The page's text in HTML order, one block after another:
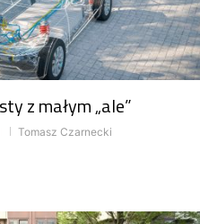
z małym „ale”
Tomasz Czarnecki